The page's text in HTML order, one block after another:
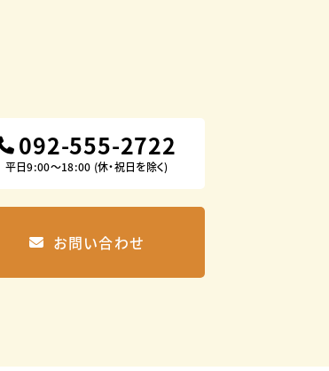
092-555-2722
平日9:00〜18:00 (休・祝日を除く)
お問い合わせ